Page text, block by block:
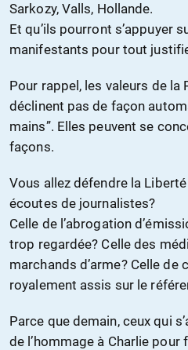
Sarkozy, Valls, Hollande.
Et qu’ils pourront s’appuyer
manifestants pour tout
Pour rappel, les valeurs de la
déclinent pas de façon
mains”. Elles peuvent se
façons.
Vous allez défendre la
écoutes de journalistes?
Celle de l’abrogation
trop regardée? Celle des
marchands d’arme? Celle de
royalement assis sur le
Parce que demain, ceux qui
de l’hommage à Charlie pour